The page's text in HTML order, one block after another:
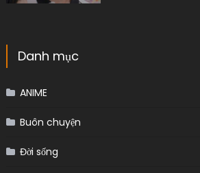
Danh mục
ANIME
Buôn chuyện
Đời sống